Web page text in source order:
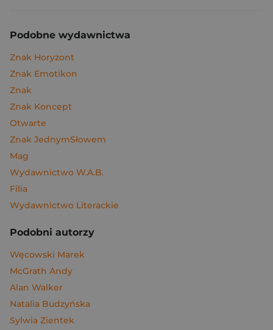
Podobne wydawnictwa
Znak Horyzont
Znak Emotikon
Znak
Znak Koncept
Otwarte
Znak JednymSłowem
Mag
Wydawnictwo W.A.B.
Filia
Wydawnictwo Literackie
Podobni autorzy
Węcowski Marek
McGrath Andy
Alan Walker
Natalia Budzyńska
Sylwia Zientek